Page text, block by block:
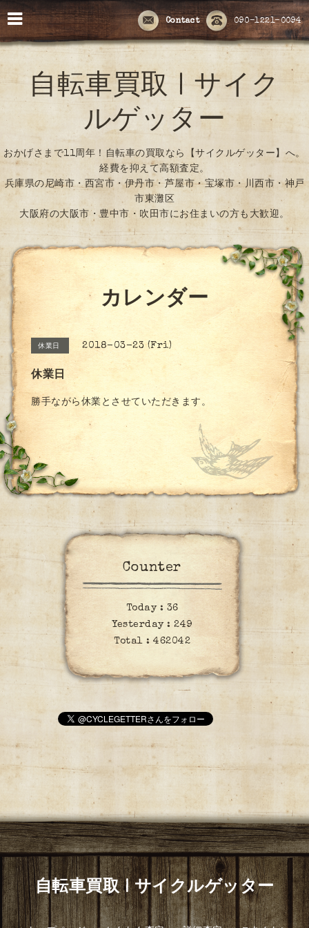
090-1221-0094
Contact
自転車買取 | サイク
ルゲッター
おかげさまで11周年！自転車の買取なら【サイクルゲッター】へ。
経費を抑えて高額査定。
兵庫県の尼崎市・西宮市・伊丹市・芦屋市・宝塚市・川西市・神戸
市東灘区
大阪府の大阪市・豊中市・吹田市にお住まいの方も大歓迎。
カレンダー
休業日 2018-03-23 (Fri)
休業日
勝手ながら休業とさせていただきます。
Counter
Today : 36
Yesterday :249
Total : 462042
自転車買取 | サイクルゲッター